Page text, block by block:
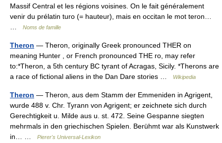
Massif Central et les régions voisines. On le fait généralement
venir du prélatin turo (= hauteur), mais en occitan le mot teron…
Noms de famille
Theron — Theron, originally Greek pronounced THER on
meaning Hunter , or French pronounced THE ro, may refer
to:*Theron, a 5th century BC tyrant of Acragas, Sicily. *Therons are
a race of fictional aliens in the Dan Dare stories …
Wikipedia
Theron — Theron, aus dem Stamm der Emmeniden in Agrigent,
wurde 488 v. Chr. Tyrann von Agrigent; er zeichnete sich durch
Gerechtigkeit u. Milde aus u. st. 472. Seine Gespanne siegten
mehrmals in den griechischen Spielen. Berühmt war als Kunstwerk
in… …
Pierer's Universal-Lexikon